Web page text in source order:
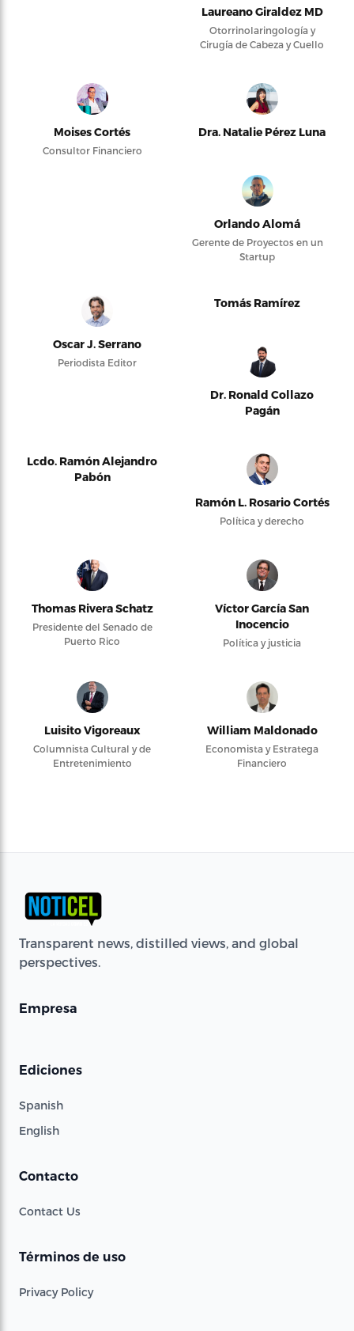
Laureano Giraldez MD
Otorrinolaringología y
Cirugía de Cabeza y Cuello
Moises Cortés
Consultor Financiero
Dra. Natalie Pérez Luna
Orlando Alomá
Gerente de Proyectos en un
Startup
Oscar J. Serrano
Periodista Editor
Tomás Ramírez
Dr. Ronald Collazo
Pagán
Lcdo. Ramón Alejandro
Pabón
Ramón L. Rosario Cortés
Política y derecho
Thomas Rivera Schatz
Presidente del Senado de
Puerto Rico
Víctor García San
Inocencio
Política y justicia
Luisito Vigoreaux
Columnista Cultural y de
Entretenimiento
William Maldonado
Economista y Estratega
Financiero
Transparent news, distilled views, and global
perspectives.
Empresa
Ediciones
Spanish
English
Contacto
Contact Us
Términos de uso
Privacy Policy